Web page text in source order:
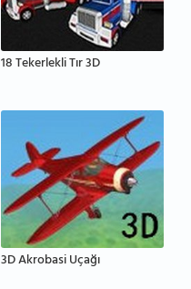
18 Tekerlekli Tır 3D
3D Akrobasi Uçağı